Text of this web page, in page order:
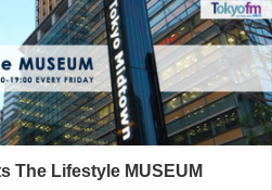
The Lifestyle MUSEUM